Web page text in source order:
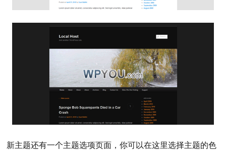
新主题还有一个主题选项页面，你可以在这里选择主题的色